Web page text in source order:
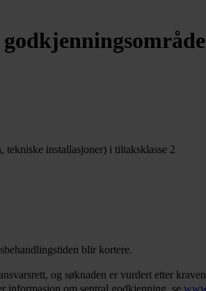
installasjoner) i tiltaksklasse 2
blir kortere.
og søknaden er vurdert etter
informasjon om sentral godkjenning, se